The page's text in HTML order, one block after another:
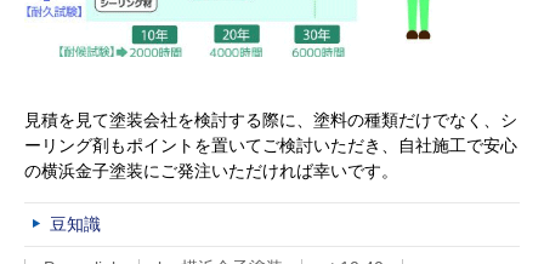
見積を見て塗装会社を検討する際に、塗料の種類だけでなく、シ
ーリング剤もポイントを置いてご検討いただき、自社施工で安心
の横浜金子塗装にご発注いただければ幸いです。
豆知識